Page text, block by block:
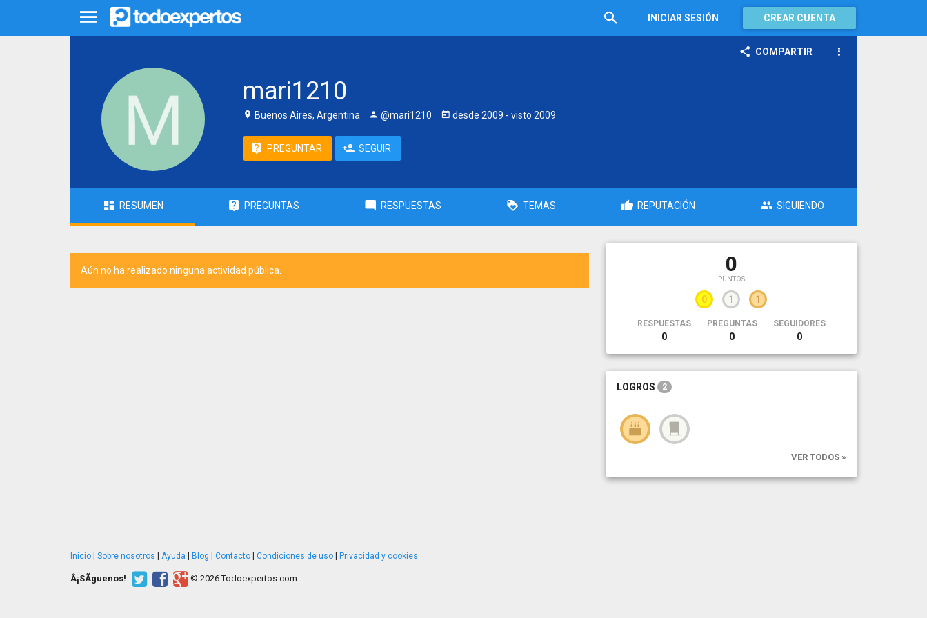
INICIAR SESIÓN CREAR CUENTA
COMPARTIR
mari1210
Buenos Aires, Argentina @mari1210 desde 2009 - visto 2009
PREGUNTAR SEGUIR
RESUMEN PREGUNTAS RESPUESTAS TEMAS REPUTACIÓN SIGUIENDO
Aún no ha realizado ninguna actividad pública. 0
PUNTOS
0 1 1
RESPUESTAS
0
PREGUNTAS
0
SEGUIDORES
0
LOGROS 2
VER TODOS »
Inicio Sobre nosotros Ayuda Blog Contacto Condiciones de uso Privacidad y cookies
Â¡SÃ­guenos! © 2026 Todoexpertos.com.